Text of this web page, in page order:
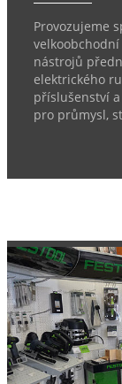
Provozujeme
nástrojů
elektrického
příslušenství
pro průmysl,